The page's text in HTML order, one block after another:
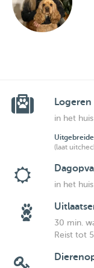
Logeren
in het
(laat
in het
30 min.
Reist tot